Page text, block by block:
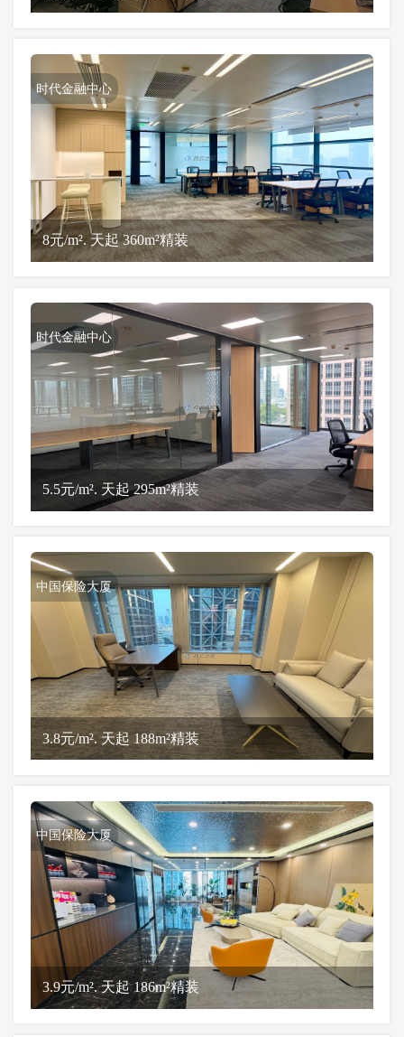
时代金融中心
8元/m². 天起 360m²精装
时代金融中心
5.5元/m². 天起 295m²精装
中国保险大厦
3.8元/m². 天起 188m²精装
中国保险大厦
3.9元/m². 天起 186m²精装